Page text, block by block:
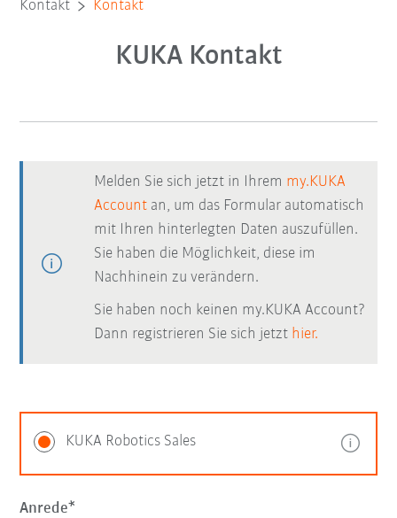
Kontakt Kontakt
KUKA Kontakt
Melden Sie sich jetzt in Ihrem my.KUKA
Account an, um das Formular automatisch
mit Ihren hinterlegten Daten auszufüllen.
Sie haben die Möglichkeit, diese im
Nachhinein zu verändern.
Sie haben noch keinen my.KUKA Account?
Dann registrieren Sie sich jetzt hier.
KUKA Robotics Sales
Anrede